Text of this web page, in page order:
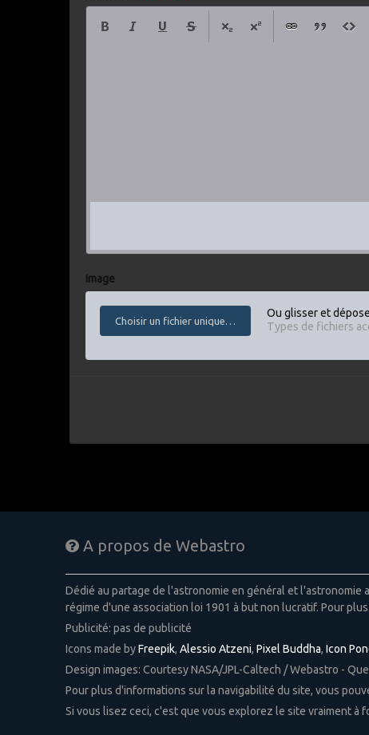
Image
Choisir un fichier unique…
Ou glisser et
Types de fichiers
A propos de Webastro
Dédié au partage de l'astronomie en général et
régime d'une association loi 1901 à but non lucratif. Pour
Publicité: pas de publicité
Icons made byFreepik, Alessio Atzeni, Pixel Buddha, Icon
Design images: Courtesy NASA/JPL-Caltech / Webastro -
Pour plus d'informations sur la navigabilité du site, vous
Si vous lisez ceci, c'est que vous explorez le site vraiment à